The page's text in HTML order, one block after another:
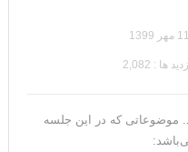
ها : 2,082
۹۹/۰۷/۱۰ برگزار شد. موضوعاتی که در این جلسه